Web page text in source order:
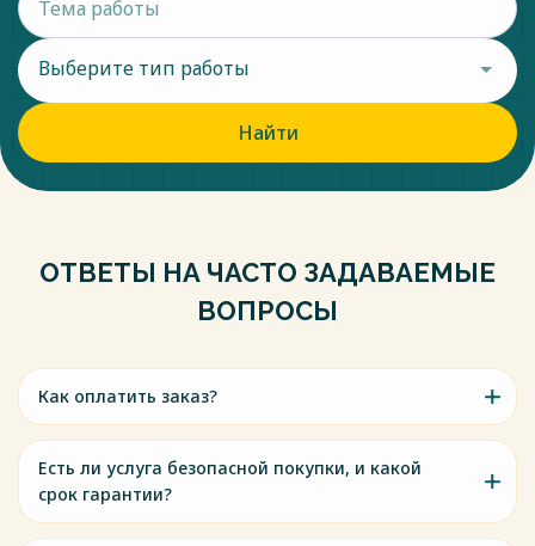
Выберите тип работы
Найти
ОТВЕТЫ НА ЧАСТО ЗАДАВАЕМЫЕ
ВОПРОСЫ
Как оплатить заказ?
Есть ли услуга безопасной покупки, и какой
срок гарантии?